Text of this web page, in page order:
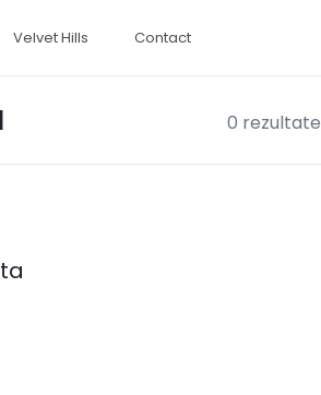
Velvet Hills Contact
0 rezultate